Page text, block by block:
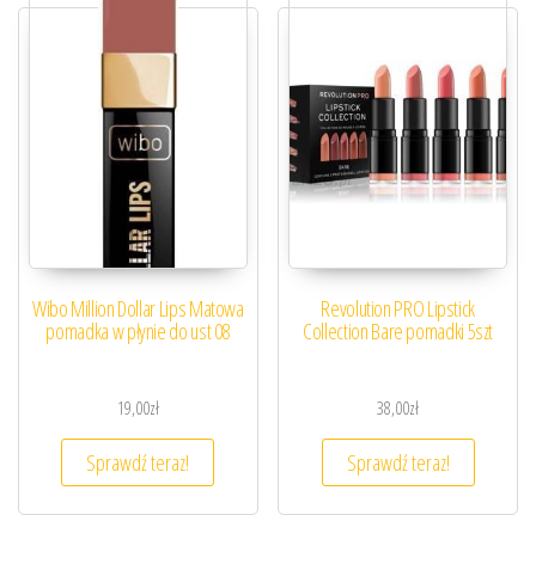
Wibo Million Dollar Lips Matowa
pomadka w płynie do ust 08
19,00zł
Sprawdź teraz!
Revolution PRO Lipstick
Collection Bare pomadki 5szt
38,00zł
Sprawdź teraz!